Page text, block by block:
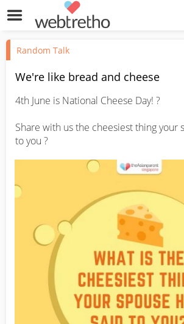
Random Talk
We're like bread and cheese
4th June is National Cheese Day! ?
Share with us the cheesiest thing your
to you ?